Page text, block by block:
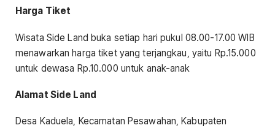
Harga Tiket
Wisata Side Land buka setiap hari pukul 08.00-17.00 WIB
menawarkan harga tiket yang terjangkau, yaitu Rp.15.000
untuk dewasa Rp.10.000 untuk anak-anak
Alamat Side Land
Desa Kaduela, Kecamatan Pesawahan, Kabupaten